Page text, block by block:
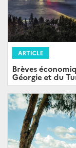
ARTICLE
Brèves
Géorgie et du